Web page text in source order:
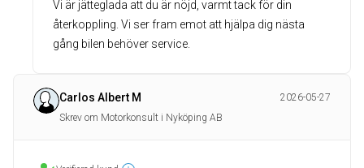
Vi är jätteglada att du är nöjd, varmt tack för din
återkoppling. Vi ser fram emot att hjälpa dig nästa
gång bilen behöver service.
Carlos Albert M
2026-05-27
Skrev om Motorkonsult i Nyköping AB